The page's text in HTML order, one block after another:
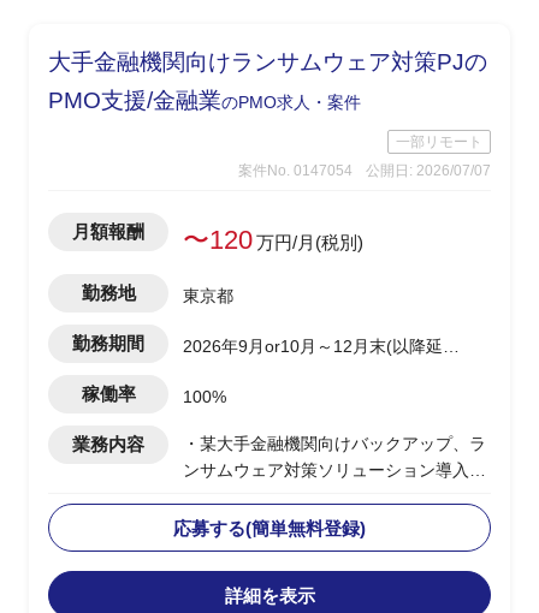
大手金融機関向けランサムウェア対策PJの
PMO支援/金融業のPMO求人・案件
一部リモート
案件No. 0147054
公開日: 2026/07/07
月額報酬 〜120万円/月(税別)
勤務地 東京都
勤務期間
2026年9月or10月～12月末(以降延長
稼働率 100%
業務内容
・某大手金融機関向けバックアップ、ラ
ンサムウェア対策ソリューション導入PJ
・元請け企業社員リードのもとで補佐役
を担当
・下記業務実施想定
ー元請けグループ会社から提出される
応募する(簡単無料登録)
詳細を表示